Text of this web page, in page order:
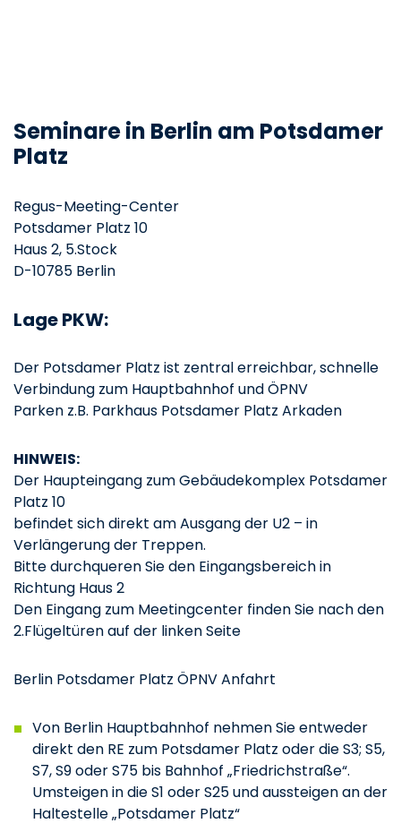
Seminare in Berlin am Potsdamer
Platz
Regus-Meeting-Center
Potsdamer Platz 10
Haus 2, 5.Stock
D-10785 Berlin
Lage PKW:
Der Potsdamer Platz ist zentral erreichbar, schnelle
Verbindung zum Hauptbahnhof und ÖPNV
Parken z.B. Parkhaus Potsdamer Platz Arkaden
HINWEIS:
Der Haupteingang zum Gebäudekomplex Potsdamer
Platz 10
befindet sich direkt am Ausgang der U2 – in
Verlängerung der Treppen.
Bitte durchqueren Sie den Eingangsbereich in
Richtung Haus 2
Den Eingang zum Meetingcenter finden Sie nach den
2.Flügeltüren auf der linken Seite
Berlin Potsdamer Platz ÖPNV Anfahrt
Von Berlin Hauptbahnhof nehmen Sie entweder
direkt den RE zum Potsdamer Platz oder die S3; S5,
S7, S9 oder S75 bis Bahnhof „Friedrichstraße“.
Umsteigen in die S1 oder S25 und aussteigen an der
Haltestelle „Potsdamer Platz“